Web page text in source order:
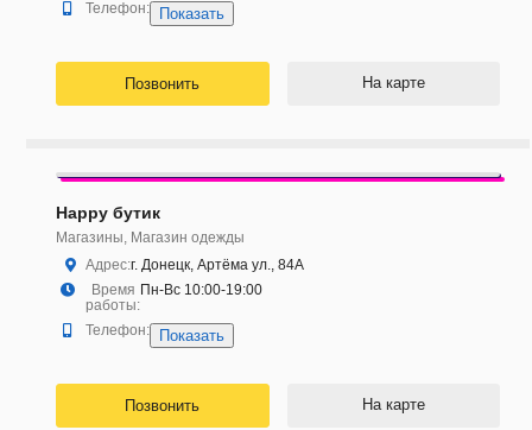
Телефон:
Показать
Позвонить На карте
Happy бутик
Магазины, Магазин одежды
Адрес:г. Донецк, Артёма ул., 84А
Время
работы:
Пн-Вс 10:00-19:00
Телефон: Показать
Позвонить На карте